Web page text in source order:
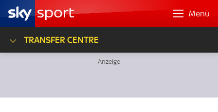
Menü
TRANSFER CENTRE